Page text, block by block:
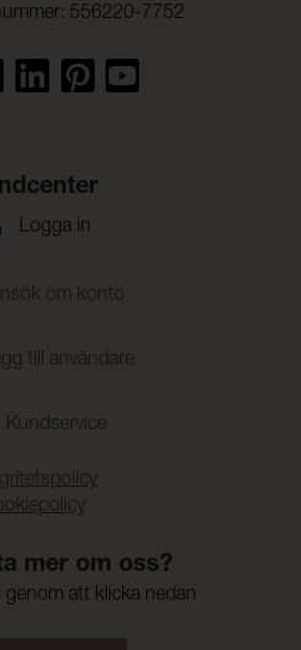
556220-7752
Logga in
om konto
till användare
Kundservice
mer om oss?
genom att klicka nedan